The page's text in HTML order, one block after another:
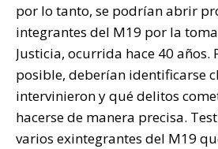
por lo tanto, se podrían abrir
integrantes del M19 por la
Justicia, ocurrida hace 40 años.
posible, deberían identificarse
intervinieron y qué delitos
hacerse de manera precisa.
varios exintegrantes del M19